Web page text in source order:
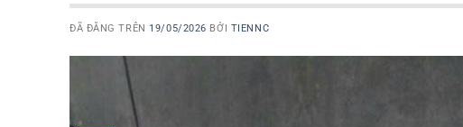
ĐÃ ĐĂNG TRÊN 19/05/2026 BỞI TIENNC